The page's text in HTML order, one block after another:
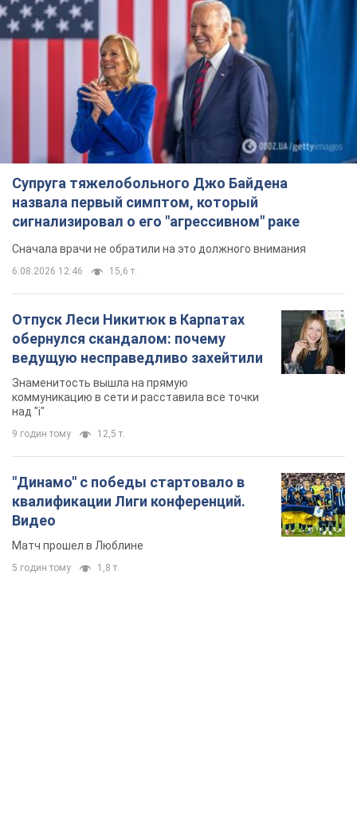
Супруга тяжелобольного Джо Байдена
назвала первый симптом, который
сигнализировал о его "агрессивном" раке
Сначала врачи не обратили на это должного внимания
6.08.2026 12:46 15,6 т.
Отпуск Леси Никитюк в Карпатах
обернулся скандалом: почему
ведущую несправедливо захейтили
Знаменитость вышла на прямую
коммуникацию в сети и расставила все точки
над "i"
9 годин тому 12,5 т.
"Динамо" с победы стартовало в
квалификации Лиги конференций.
Видео
Матч прошел в Люблине
5 годин тому 1,8 т.